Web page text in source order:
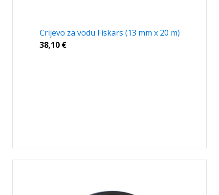
Crijevo za vodu Fiskars (13 mm x 20 m)
38,10 €